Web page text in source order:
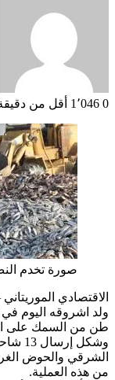
0
أقل من
صورة تخدم
الاقتصادي
ولد اشروقه اليوم في
طن من السمك على
وشكل
الشرقي والحوض
من هذه العملية.